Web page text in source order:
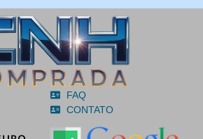
FAQ
CONTATO